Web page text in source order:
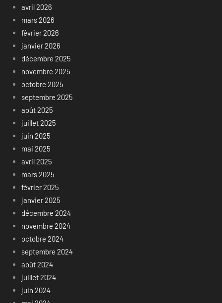
avril 2026
mars 2026
février 2026
janvier 2026
décembre 2025
novembre 2025
octobre 2025
septembre 2025
août 2025
juillet 2025
juin 2025
mai 2025
avril 2025
mars 2025
février 2025
janvier 2025
décembre 2024
novembre 2024
octobre 2024
septembre 2024
août 2024
juillet 2024
juin 2024